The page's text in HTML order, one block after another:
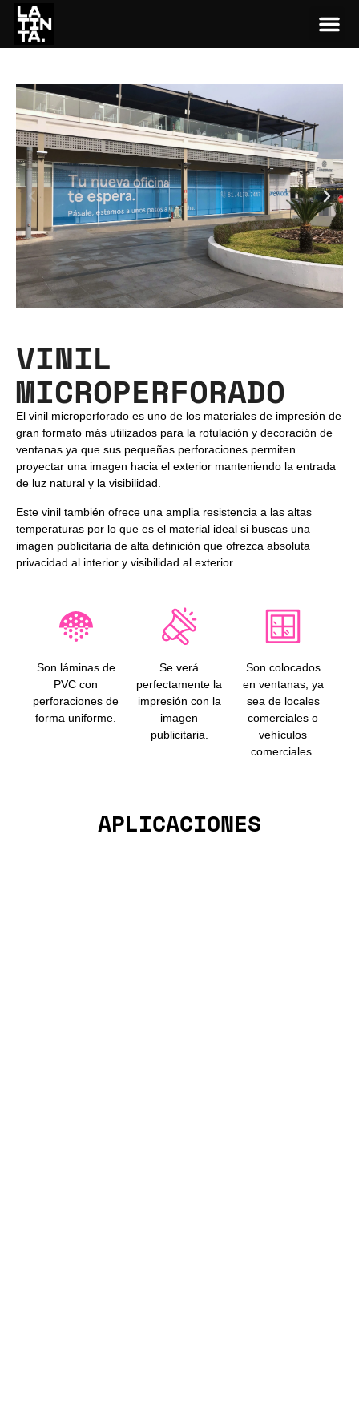
VINIL
MICROPERFORADO
El vinil microperforado es uno de los materiales de impresión de
gran formato más utilizados para la rotulación y decoración de
ventanas ya que sus pequeñas perforaciones permiten
proyectar una imagen hacia el exterior manteniendo la entrada
de luz natural y la visibilidad.
Este vinil también ofrece una amplia resistencia a las altas
temperaturas por lo que es el material ideal si buscas una
imagen publicitaria de alta definición que ofrezca absoluta
privacidad al interior y visibilidad al exterior.
Son láminas de
PVC con
perforaciones de
forma uniforme.
Se verá
perfectamente la
impresión con la
imagen
publicitaria.
Son colocados
en ventanas, ya
sea de locales
comerciales o
vehículos
comerciales.
APLICACIONES